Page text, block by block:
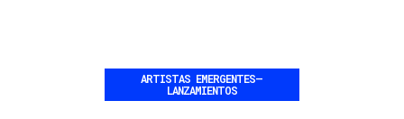
ARTISTAS EMERGENTES–
LANZAMIENTOS